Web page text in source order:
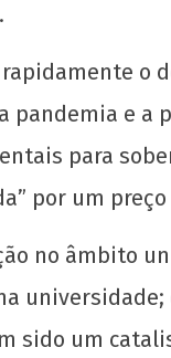
o
e a
para
por um
no âmbito
sido um